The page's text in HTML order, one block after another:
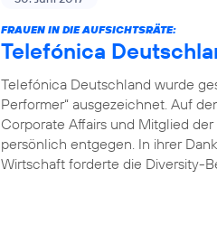
FRAUEN IN DIE AUFSICHTSRÄTE:
Telefónica
Telefónica Deutschland wurde
Performer“ ausgezeichnet. Auf
Corporate Affairs und Mitglied
persönlich entgegen. In ihrer
Wirtschaft forderte die Diversity-